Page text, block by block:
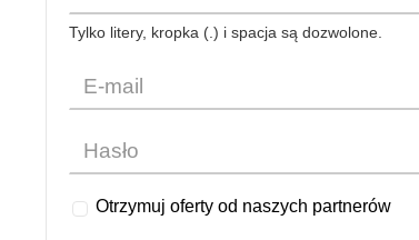
Tylko litery, kropka (.) i spacja są dozwolone.
Otrzymuj oferty od naszych partnerów